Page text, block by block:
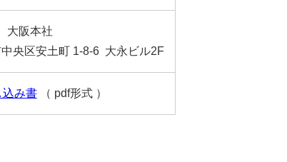
大阪本社
央区安土町 1-8-6 大永ビル2F
込み書（ pdf形式 ）